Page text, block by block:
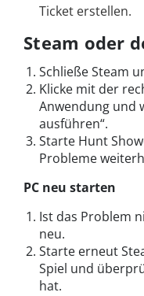
Ticket erstellen.
Steam oder
Schließe Steam
Klicke mit der
Anwendung und
ausführen“.
Starte Hunt
Probleme
PC neu starten
Ist das Problem
neu.
Starte erneut
Spiel und
hat.